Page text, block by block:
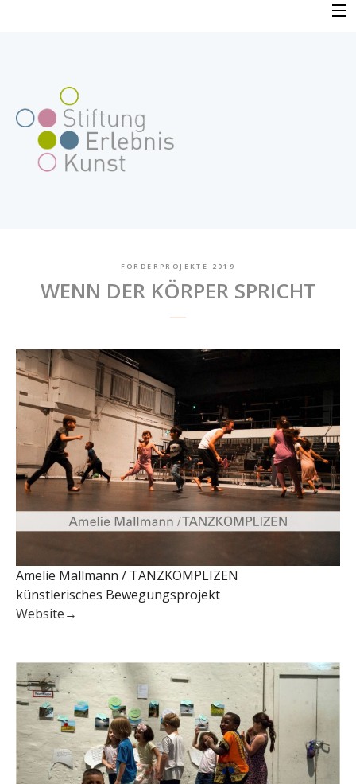
AKTUELLES
FÖRDERPROJEKTE 2019
WENN DER KÖRPER SPRICHT
Amelie Mallmann / TANZKOMPLIZEN
künstlerisches Bewegungsprojekt
Website→